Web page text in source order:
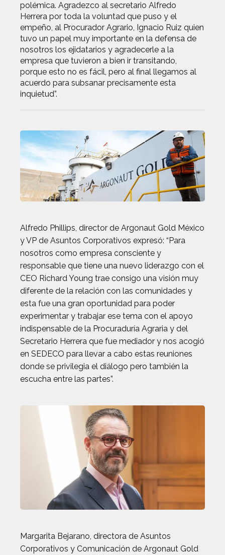
polémica. Agradezco al secretario Alfredo
Herrera por toda la voluntad que puso y el
empeño, al Procurador Agrario, Ignacio Ruiz quien
tuvo un papel muy importante en la defensa de
nosotros los ejidatarios y agradecerle a la
empresa que tuvieron a bien ir transitando,
porque esto no es fácil, pero al final llegamos al
acuerdo para subsanar precisamente esta
inquietud”.
Alfredo Phillips, director de Argonaut Gold México
y VP de Asuntos Corporativos expresó: “Para
nosotros como empresa consciente y
responsable que tiene una nuevo liderazgo con el
CEO Richard Young trae consigo una visión muy
diferente de la relación con las comunidades y
esta fue una gran oportunidad para poder
experimentar y trabajar ese tema con el apoyo
indispensable de la Procuraduría Agraria y del
Secretario Herrera que fue mediador y nos acogió
en SEDECO para llevar a cabo estas reuniones
donde se privilegia el diálogo pero también la
escucha entre las partes”.
Margarita Bejarano, directora de Asuntos
Corporativos y Comunicación de Argonaut Gold